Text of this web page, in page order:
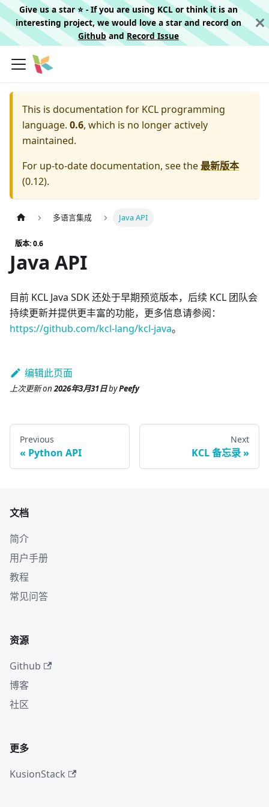
Give us a star ⭐️ - If you are using KCL or think it is an
interesting project, we would love a star and record on
Githuband Record Issue
This is documentation for KCL programming
language. 0.6, which is no longer actively
maintained.
For up-to-date documentation, see the最新版本
(0.12).
多语言集成 Java API
版本: 0.6
Java API
目前 KCL Java SDK 还处于早期预览版本，后续 KCL 团队会
持续更新并提供更丰富的功能，更多信息请参阅：
https://github.com/kcl-lang/kcl-java。
编辑此页面
上次更新on2026年3月31日byPeefy
Previous
Python API
Next
KCL 备忘录
文档
简介
用户手册
教程
常见问答
资源
Github
博客
社区
更多
KusionStack